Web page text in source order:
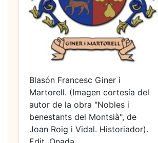
Blasón Francesc Giner i
Martorell. (Imagen cortesía del
autor de la obra "Nobles i
benestants del Montsià", de
Joan Roig i Vidal. Historiador).